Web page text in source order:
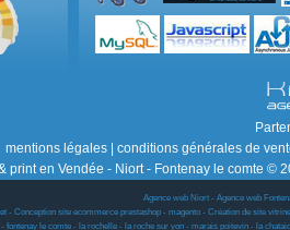
mentions légales
conditions générales de
print en Vendée - Niort - Fontenay le comte ©
Agence web Niort - Agence web
- Conception site ecommerce prestashop - magento - Création de site
- fontenay le comte - la rochelle - la roche sur yon - marais poitevin - la